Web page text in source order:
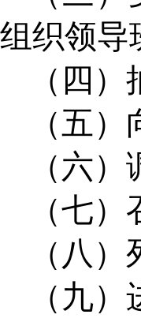
组织领导
（四
（五
（六
（七
（八
（九